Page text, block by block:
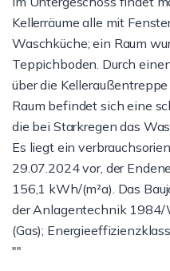
Kellerräume alle mit
Waschküche; ein Raum
Teppichboden. Durch
über die
Raum befindet sich eine
die bei Starkregen das
Es liegt ein
29.07.2024 vor, der
156,1 kWh/(m²a). Das
der Anlagentechnik
(Gas);
""